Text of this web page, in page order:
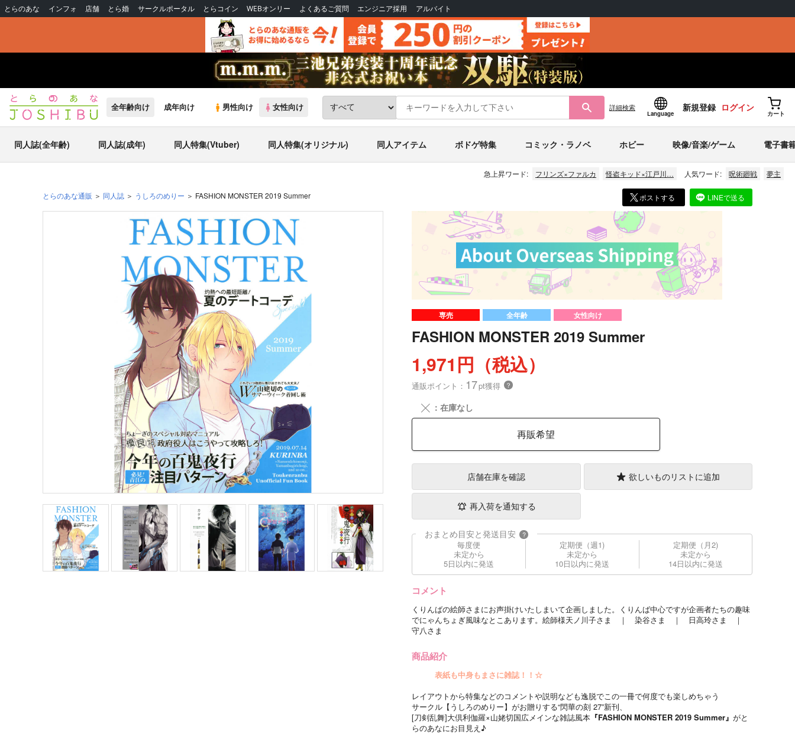
とらのあな インフォ 店舗 とら婚 サークルポータル とらコイン WEBオンリー よくあるご質問 エンジニア採用 アルバイト
全年齢向け 成年向け 男性向け 女性向け 詳細検索
Language
新規登録 ログイン
カート
同人誌(全年齢) 同人誌(成年) 同人特集(Vtuber) 同人特集(オリジナル) 同人アイテム ボドゲ特集 コミック・ラノベ ホビー 映像/音楽/ゲーム 電子書
急上昇ワード: フリンズ×ファルカ 怪盗キッド×江戸川… 人気ワード: 呪術廻戦 夢主
とらのあな通販 同人誌 うしろのめりー FASHION MONSTER 2019 Summer ポストする LINEで送る
専売 全年齢 女性向け
FASHION MONSTER 2019 Summer
1,971円（税込）
通販ポイント： 17pt獲得 ？
╳ ：在庫なし
再販希望
店舗在庫を確認 欲しいものリストに追加
再入荷を通知する
おまとめ目安と発送目安 ?
毎度便
未定から
5日以内に発送
定期便（週1)
未定から
10日以内に発送
定期便（月2)
未定から
14日以内に発送
コメント
くりんばの絵師さまにお声掛けいたしまいて企画しました。くりんば中心ですが企画者たちの趣味
でにゃんちょぎ風味なとこあります。絵師様天ノ川子さま ｜ 染谷さま ｜ 日高玲さま ｜
守八さま
商品紹介
表紙も中身もまさに雑誌！！☆
レイアウトから特集などのコメントや説明なども逸脱でこの一冊で何度でも楽しめちゃう
サークル【うしろのめりー】がお贈りする“閃華の刻 27”新刊、
[刀剣乱舞]大倶利伽羅×山姥切国広メインな雑誌風本 『FASHION MONSTER 2019 Summer』 がと
らのあなにお目見え♪